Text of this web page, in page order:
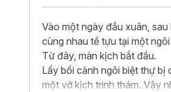
Vào một ngày đầu xuân,
cùng nhau tề tựu tại một
Từ đây, màn kịch bắt đầu.
Lấy bối cảnh ngôi biệt thự
một vở kịch trinh thám. Vậy